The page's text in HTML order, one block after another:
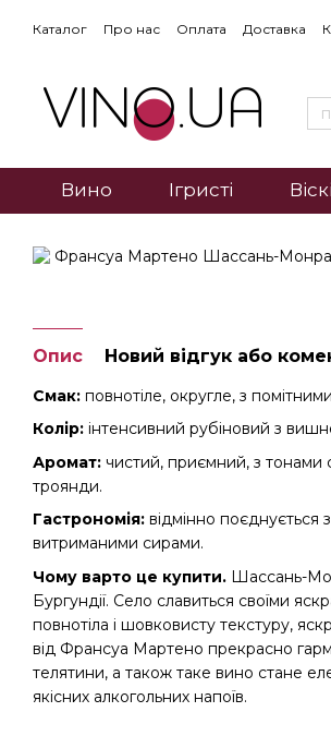
Каталог Про нас Оплата Доставка
Вино Ігристі Віскі
Опис Новий відгук або
Смак: повнотіле, округле, з
Колір: інтенсивний рубіновий з
Аромат: чистий, приємний, з тонами
троянди.
Гастрономія: відмінно поєднується
витриманими сирами.
Чому варто це купити. Шассань-
Бургундії. Село славиться своїми
повнотіла і шовковисту текстуру,
від Франсуа Мартено прекрасно
телятини, а також таке вино стане
якісних алкогольних напоїв.